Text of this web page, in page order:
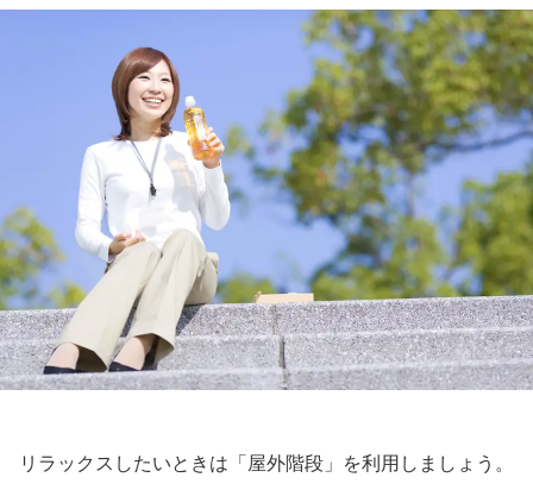
リラックスしたいときは「屋外階段」を利用しましょう。